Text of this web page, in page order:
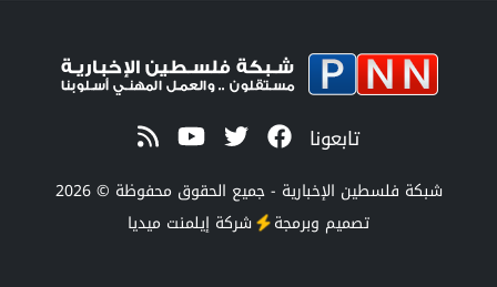
تابعونا
شبكة فلسطين الإخبارية - جميع الحقوق محفوظة © 2026
تصميم وبرمجة شركة إيلمنت ميديا